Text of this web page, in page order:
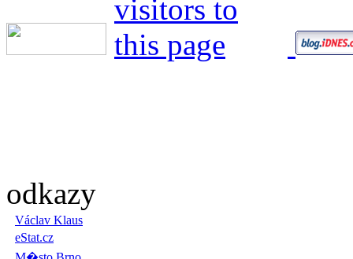
odkazy
Václav Klaus
eStat.cz